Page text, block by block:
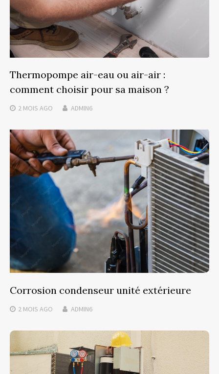
Thermopompe air-eau ou air-air :
comment choisir pour sa maison ?
2 MOIS AGO ADMIN6
Corrosion condenseur unité extérieure
2 MOIS AGO ADMIN6